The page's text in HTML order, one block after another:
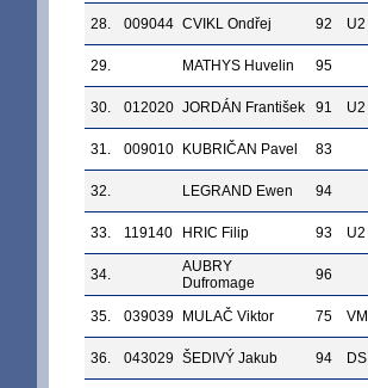
28. 009044 CVIKL Ondřej 92 U2
29. MATHYS Huvelin 95
30. 012020 JORDÁN František 91 U2
31. 009010 KUBRIČAN Pavel 83
32. LEGRAND Ewen 94
33. 119140 HRIC Filip 93 U2
34.
AUBRY
Dufromage
96
35. 039039 MULAČ Viktor 75 VM
36. 043029 ŠEDIVÝ Jakub 94 DS